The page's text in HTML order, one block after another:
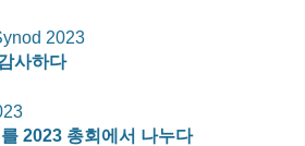
2023
사하다
2023 총회에서 나누다